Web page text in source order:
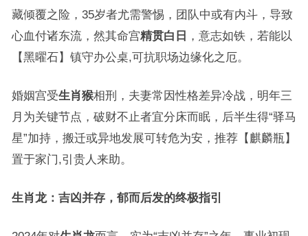
藏倾覆之险，35岁者尤需警惕，团队中或有内斗，导致
心血付诸东流，然其命宫精贯白日
，意志如铁，若能以
【黑曜石】镇守办公桌,可抗职场边缘化之厄。
婚姻宫受生肖猴相刑，夫妻常因性格差异冷战，明年三
月为关键节点，破财不止者宜分床而眠，后半生得“驿马
星”加持，搬迁或异地发展可转危为安，推荐【麒麟瓶】
置于家门,引贵人来助。
生肖龙：吉凶并存，郁而后发的终极指引